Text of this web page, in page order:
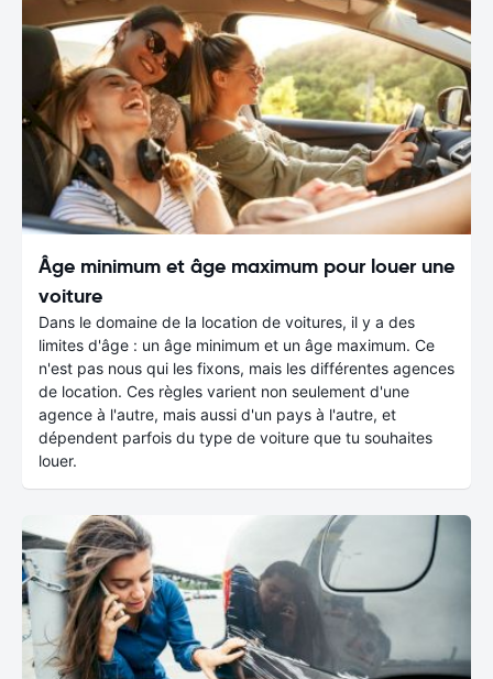
Âge minimum et âge maximum pour louer une
voiture
Dans le domaine de la location de voitures, il y a des
limites d'âge : un âge minimum et un âge maximum. Ce
n'est pas nous qui les fixons, mais les différentes agences
de location. Ces règles varient non seulement d'une
agence à l'autre, mais aussi d'un pays à l'autre, et
dépendent parfois du type de voiture que tu souhaites
louer.